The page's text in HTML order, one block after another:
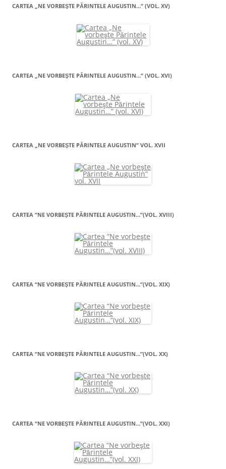
CARTEA „NE VORBEŞTE PĂRINTELE AUGUSTIN…” (VOL. XV)
CARTEA „NE VORBEŞTE PĂRINTELE AUGUSTIN…” (VOL. XVI)
CARTEA „NE VORBEŞTE PĂRINTELE AUGUSTIN” VOL. XVII
CARTEA “NE VORBEŞTE PĂRINTELE AUGUSTIN…”(VOL. XVIII)
CARTEA “NE VORBEŞTE PĂRINTELE AUGUSTIN…”(VOL. XIX)
CARTEA “NE VORBEŞTE PĂRINTELE AUGUSTIN…”(VOL. XX)
CARTEA “NE VORBEŞTE PĂRINTELE AUGUSTIN…”(VOL. XXI)